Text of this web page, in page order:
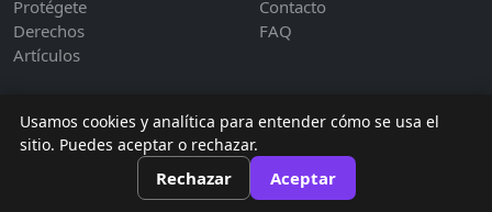
Usamos cookies y analítica para entender cómo se usa el
sitio. Puedes aceptar o rechazar.
Rechazar Aceptar
Protégete
Derechos
Artículos
Contacto
FAQ
WeThePurple - publicación independiente sobre privacidad y